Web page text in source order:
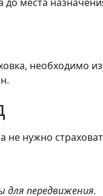
необходимо
не нужно
для передвижения.